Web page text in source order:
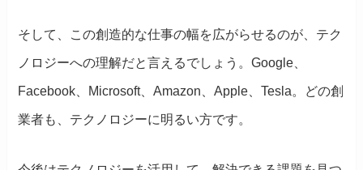
そして、この創造的な仕事の幅を広がらせるのが、テク
ノロジーへの理解だと言えるでしょう。Google、
Facebook、Microsoft、Amazon、Apple、Tesla。どの創
業者も、テクノロジーに明るい方です。